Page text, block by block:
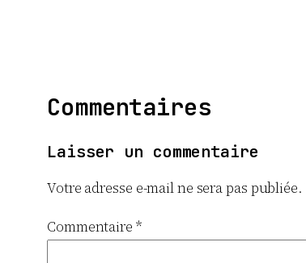
Commentaires
Laisser un commentaire
Votre adresse e-mail ne sera pas publiée.
Commentaire *